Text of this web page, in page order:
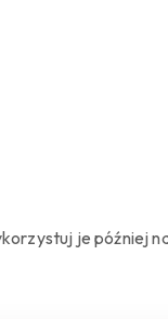
je później